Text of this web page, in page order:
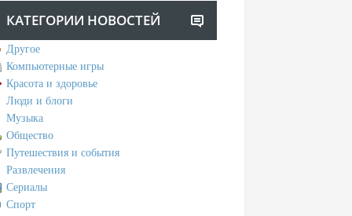
КАТЕГОРИИ НОВОСТЕЙ
Другое
Компьютерные игры
Красота и здоровье
Люди и блоги
Музыка
Общество
Путешествия и события
Развлечения
Сериалы
Спорт